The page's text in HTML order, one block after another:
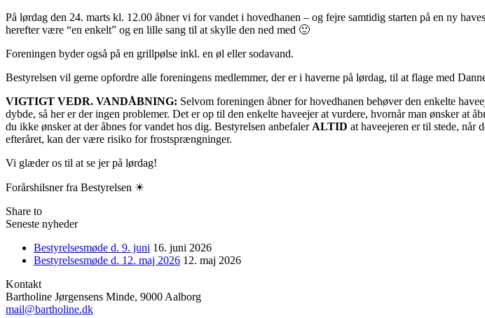
På lørdag den 24. marts kl. 12.00 åbner vi for vandet i hovedhanen – og fejre samtidig starten på en ny
herefter være “en enkelt” og en lille sang til at skylle den ned med 🙂
Foreningen byder også på en grillpølse inkl. en øl eller sodavand.
Bestyrelsen vil gerne opfordre alle foreningens medlemmer, der er i haverne på lørdag, til at flage med
VIGTIGT VEDR. VANDÅBNING: Selvom foreningen åbner for hovedhanen behøver den enkelte
dybde, så her er der ingen problemer. Det er op til den enkelte haveejer at vurdere, hvornår man ønsker
du ikke ønsker at der åbnes for vandet hos dig. Bestyrelsen anbefaler ALTID at haveejeren er til stede, når
efteråret, kan der være risiko for frostsprængninger.
Vi glæder os til at se jer på lørdag!
Forårshilsner fra Bestyrelsen ☀
Share to
Seneste nyheder
Bestyrelsesmøde d. 9. juni 16. juni 2026
Bestyrelsesmøde d. 12. maj 2026 12. maj 2026
Kontakt
Bartholine Jørgensens Minde, 9000 Aalborg
mail@bartholine.dk